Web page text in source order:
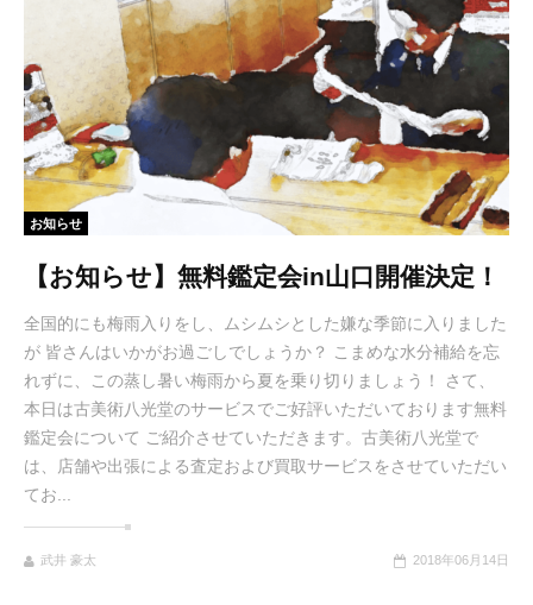
お知らせ
【お知らせ】無料鑑定会in山口開催決定！
全国的にも梅雨入りをし、ムシムシとした嫌な季節に入りました
が 皆さんはいかがお過ごしでしょうか？ こまめな水分補給を忘
れずに、この蒸し暑い梅雨から夏を乗り切りましょう！ さて、
本日は古美術八光堂のサービスでご好評いただいております無料
鑑定会について ご紹介させていただきます。古美術八光堂で
は、店舗や出張による査定および買取サービスをさせていただい
てお...
武井 豪太 2018年06月14日